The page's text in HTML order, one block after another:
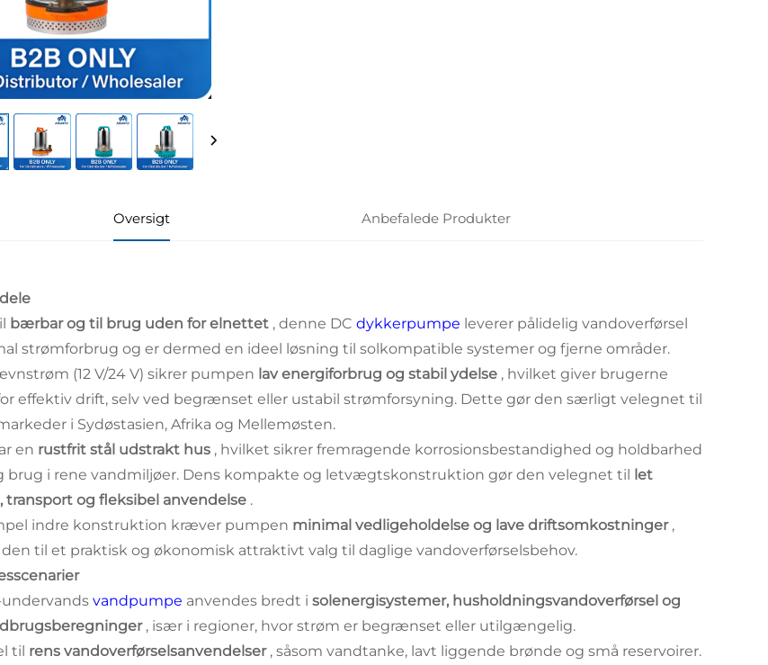
Oversigt Anbefalede Produkter
bærbar og til brug uden for elnettet , denne DC dykkerpumpe leverer pålidelig vandoverførsel
strømforbrug og er dermed en ideel løsning til solkompatible systemer og fjerne områder.
(12 V/24 V) sikrer pumpen lav energiforbrug og stabil ydelse , hvilket giver brugerne
effektiv drift, selv ved begrænset eller ustabil strømforsyning. Dette gør den særligt velegnet til
i Sydøstasien, Afrika og Mellemøsten.
en rustfrit stål udstrakt hus , hvilket sikrer fremragende korrosionsbestandighed og holdbarhed
brug i rene vandmiljøer. Dens kompakte og letvægtskonstruktion gør den velegnet til let
transport og fleksibel anvendelse .
indre konstruktion kræver pumpen minimal vedligeholdelse og lave driftsomkostninger ,
til et praktisk og økonomisk attraktivt valg til daglige vandoverførselsbehov.
vandpumpe anvendes bredt i solenergisystemer, husholdningsvandoverførsel og
, især i regioner, hvor strøm er begrænset eller utilgængelig.
til rens vandoverførselsanvendelser , såsom vandtanke, lavt liggende brønde og små reservoirer.